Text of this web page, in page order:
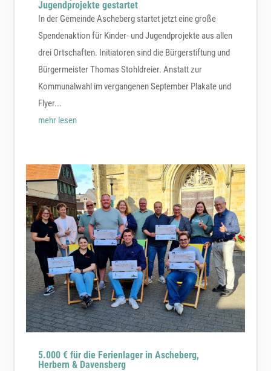
Jugendprojekte gestartet
In der Gemeinde Ascheberg startet jetzt eine große
Spendenaktion für Kinder- und Jugendprojekte aus allen
drei Ortschaften. Initiatoren sind die Bürgerstiftung und
Bürgermeister Thomas Stohldreier. Anstatt zur
Kommunalwahl im vergangenen September Plakate und
Flyer...
mehr lesen
5.000 € für die Ferienlager in Ascheberg,
Herbern & Davensberg